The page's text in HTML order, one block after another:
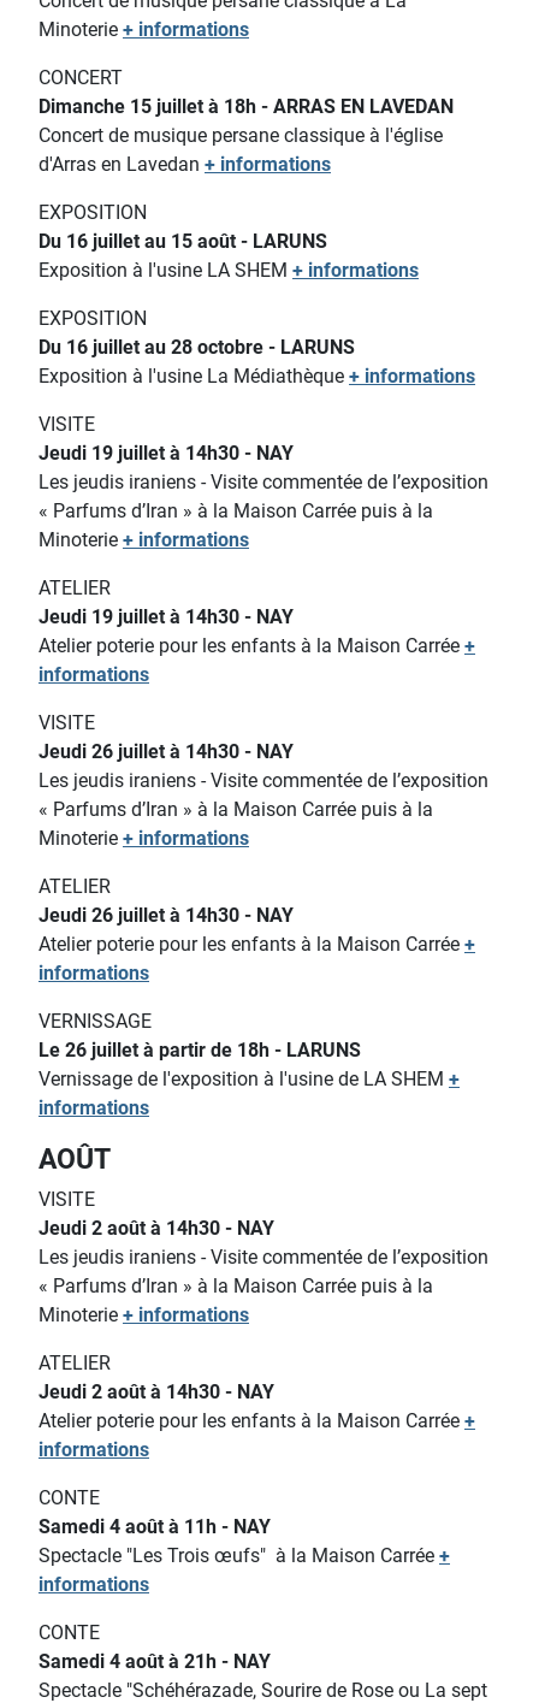
Minoterie + informations
CONCERT
Dimanche 15 juillet à 18h - ARRAS EN LAVEDAN
Concert de musique persane classique à l'église
d'Arras en Lavedan + informations
EXPOSITION
Du 16 juillet au 15 août - LARUNS
Exposition à l'usine LA SHEM + informations
EXPOSITION
Du 16 juillet au 28 octobre - LARUNS
Exposition à l'usine La Médiathèque + informations
VISITE
Jeudi 19 juillet à 14h30 - NAY
Les jeudis iraniens - Visite commentée de l’exposition
« Parfums d’Iran » à la Maison Carrée puis à la
Minoterie + informations
ATELIER
Jeudi 19 juillet à 14h30 - NAY
Atelier poterie pour les enfants à la Maison Carrée +
informations
VISITE
Jeudi 26 juillet à 14h30 - NAY
Les jeudis iraniens - Visite commentée de l’exposition
« Parfums d’Iran » à la Maison Carrée puis à la
Minoterie + informations
ATELIER
Jeudi 26 juillet à 14h30 - NAY
Atelier poterie pour les enfants à la Maison Carrée +
informations
VERNISSAGE
Le 26 juillet à partir de 18h - LARUNS
Vernissage de l'exposition à l'usine de LA SHEM +
informations
AOÛT
VISITE
Jeudi 2 août à 14h30 - NAY
Les jeudis iraniens - Visite commentée de l’exposition
« Parfums d’Iran » à la Maison Carrée puis à la
Minoterie + informations
ATELIER
Jeudi 2 août à 14h30 - NAY
Atelier poterie pour les enfants à la Maison Carrée +
informations
CONTE
Samedi 4 août à 11h - NAY
Spectacle "Les Trois œufs" à la Maison Carrée +
informations
CONTE
Samedi 4 août à 21h - NAY
Spectacle "Schéhérazade, Sourire de Rose ou La sept